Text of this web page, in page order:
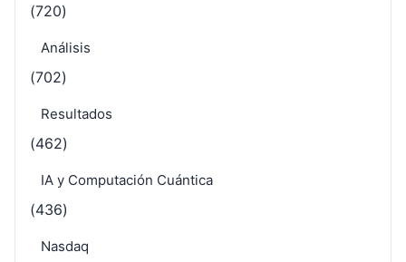
(720)
Análisis
(702)
Resultados
(462)
IA y Computación Cuántica
(436)
Nasdaq